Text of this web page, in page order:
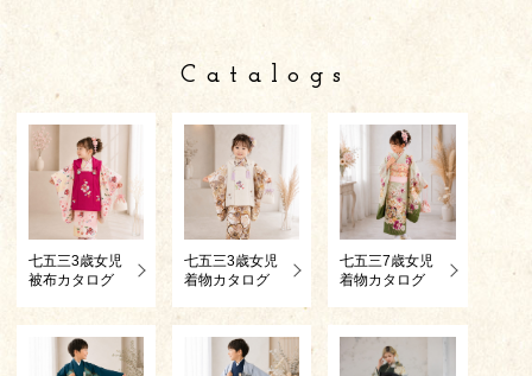
Catalogs
七五三3歳女児
被布カタログ
七五三3歳女児
着物カタログ
七五三7歳女児
着物カタログ